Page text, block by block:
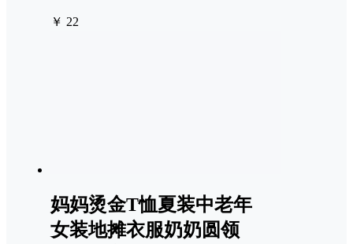
￥ 22
妈妈烫金T恤夏装中老年
女装地摊衣服奶奶圆领